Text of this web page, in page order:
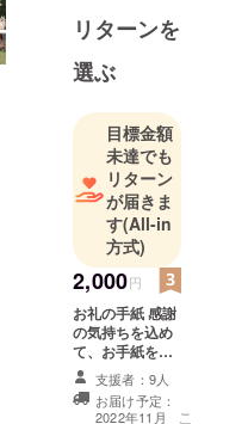
流を深め、
地域が活性
することを
います。
代表、副代
表 2 名、会
計の四役の
他に設計
部、営業
部、渉外企
画部、広報
部の四つの
部署を設
け、活動し
ています。
リターンを
選ぶ
目標金額
未達でも
リターン
が届きま
す(All-in
方式)
2,000円
お礼の手紙 感謝
の気持ちを込め
て、お手紙を送
らせていただき
ます！！
支援者：9人
お届け予定：
2022年11月
こ